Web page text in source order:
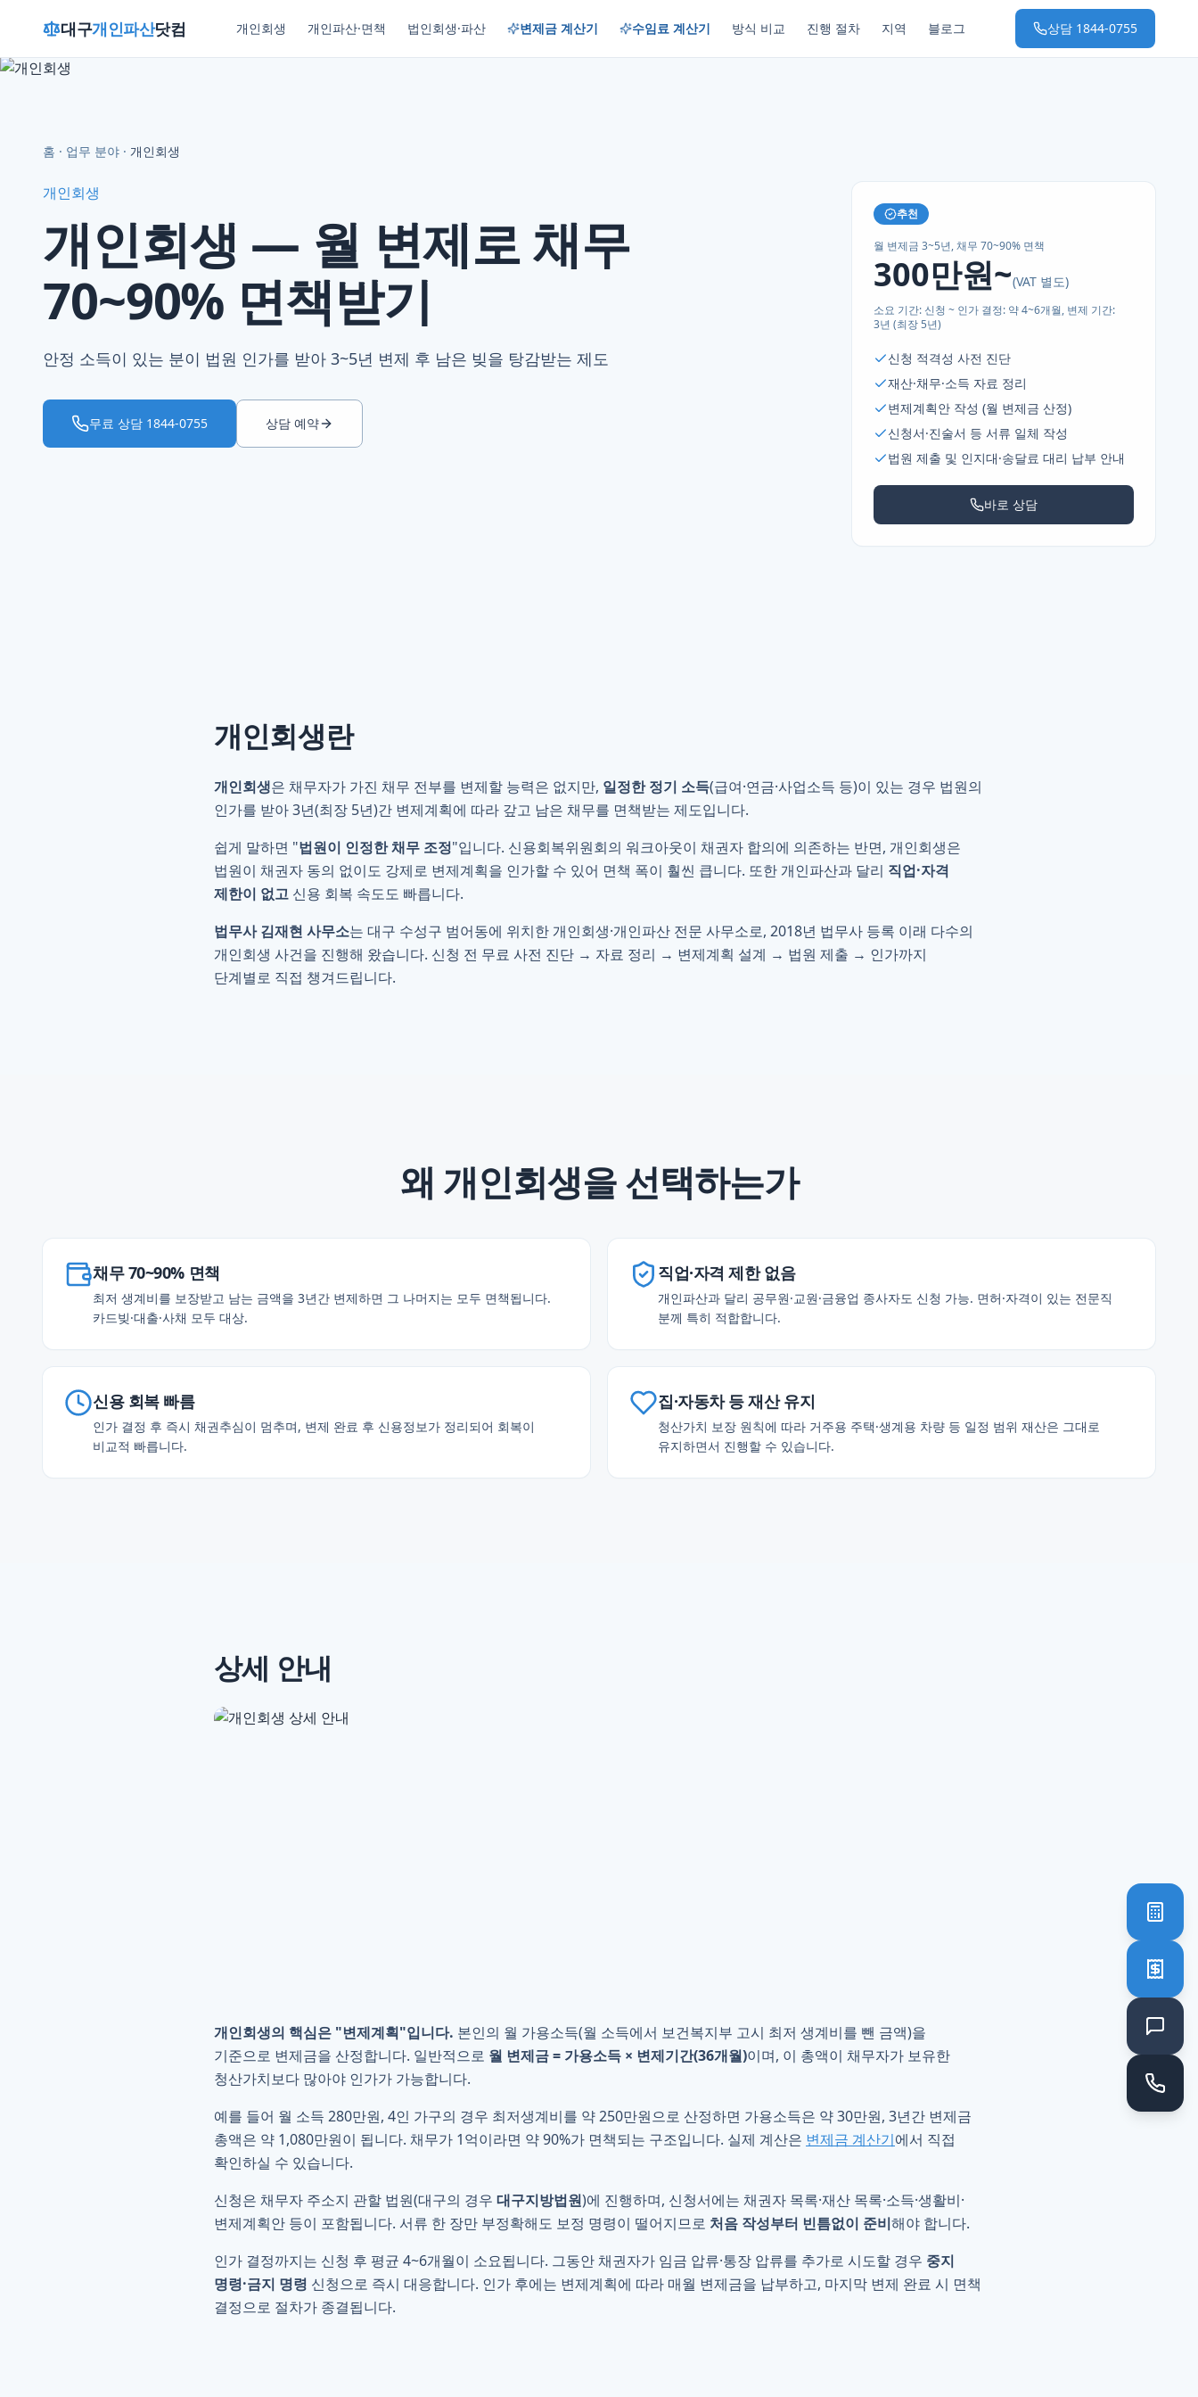
대구개인파산닷컴 개인회생 개인파산·면책 법인회생·파산 변제금 계산기 수임료 계산기 방식 비교 진행 절차 지역 블로그 상담 1844-0755
홈 · 업무 분야 · 개인회생
개인회생
개인회생 — 월 변제로 채무
70~90% 면책받기
안정 소득이 있는 분이 법원 인가를 받아 3~5년 변제 후 남은 빚을 탕감받는 제도
무료 상담 1844-0755 상담 예약
추천
월 변제금 3~5년, 채무 70~90% 면책
300만원~(VAT 별도)
소요 기간: 신청 ~ 인가 결정: 약 4~6개월, 변제 기간:
3년 (최장 5년)
신청 적격성 사전 진단
재산·채무·소득 자료 정리
변제계획안 작성 (월 변제금 산정)
신청서·진술서 등 서류 일체 작성
법원 제출 및 인지대·송달료 대리 납부 안내
바로 상담
개인회생란
개인회생은 채무자가 가진 채무 전부를 변제할 능력은 없지만, 일정한 정기 소득(급여·연금·사업소득 등)이 있는 경우 법원의
인가를 받아 3년(최장 5년)간 변제계획에 따라 갚고 남은 채무를 면책받는 제도입니다.
쉽게 말하면 "법원이 인정한 채무 조정"입니다. 신용회복위원회의 워크아웃이 채권자 합의에 의존하는 반면, 개인회생은
법원이 채권자 동의 없이도 강제로 변제계획을 인가할 수 있어 면책 폭이 훨씬 큽니다. 또한 개인파산과 달리 직업·자격
제한이 없고 신용 회복 속도도 빠릅니다.
법무사 김재현 사무소는 대구 수성구 범어동에 위치한 개인회생·개인파산 전문 사무소로, 2018년 법무사 등록 이래 다수의
개인회생 사건을 진행해 왔습니다. 신청 전 무료 사전 진단 → 자료 정리 → 변제계획 설계 → 법원 제출 → 인가까지
단계별로 직접 챙겨드립니다.
왜 개인회생을 선택하는가
채무 70~90% 면책
최저 생계비를 보장받고 남는 금액을 3년간 변제하면 그 나머지는 모두 면책됩니다.
카드빚·대출·사채 모두 대상.
직업·자격 제한 없음
개인파산과 달리 공무원·교원·금융업 종사자도 신청 가능. 면허·자격이 있는 전문직
분께 특히 적합합니다.
신용 회복 빠름
인가 결정 후 즉시 채권추심이 멈추며, 변제 완료 후 신용정보가 정리되어 회복이
비교적 빠릅니다.
집·자동차 등 재산 유지
청산가치 보장 원칙에 따라 거주용 주택·생계용 차량 등 일정 범위 재산은 그대로
유지하면서 진행할 수 있습니다.
상세 안내
개인회생의 핵심은 "변제계획"입니다. 본인의 월 가용소득(월 소득에서 보건복지부 고시 최저 생계비를 뺀 금액)을
기준으로 변제금을 산정합니다. 일반적으로 월 변제금 = 가용소득 × 변제기간(36개월)이며, 이 총액이 채무자가 보유한
청산가치보다 많아야 인가가 가능합니다.
예를 들어 월 소득 280만원, 4인 가구의 경우 최저생계비를 약 250만원으로 산정하면 가용소득은 약 30만원, 3년간 변제금
총액은 약 1,080만원이 됩니다. 채무가 1억이라면 약 90%가 면책되는 구조입니다. 실제 계산은 변제금 계산기에서 직접
확인하실 수 있습니다.
신청은 채무자 주소지 관할 법원(대구의 경우 대구지방법원)에 진행하며, 신청서에는 채권자 목록·재산 목록·소득·생활비·
변제계획안 등이 포함됩니다. 서류 한 장만 부정확해도 보정 명령이 떨어지므로 처음 작성부터 빈틈없이 준비해야 합니다.
인가 결정까지는 신청 후 평균 4~6개월이 소요됩니다. 그동안 채권자가 임금 압류·통장 압류를 추가로 시도할 경우 중지
명령·금지 명령 신청으로 즉시 대응합니다. 인가 후에는 변제계획에 따라 매월 변제금을 납부하고, 마지막 변제 완료 시 면책
결정으로 절차가 종결됩니다.